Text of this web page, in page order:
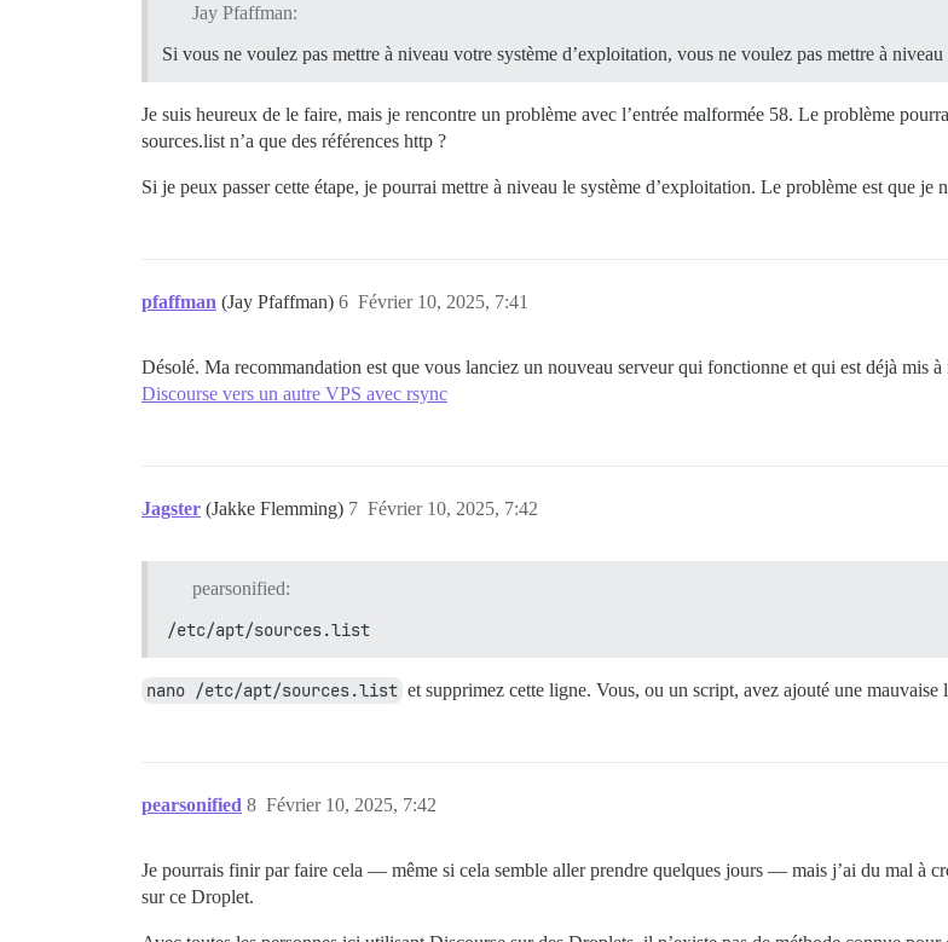
Jay Pfaffman:
Si vous ne voulez pas mettre à niveau votre système d’exploitation, vous ne voulez pas mettre à
Je suis heureux de le faire, mais je rencontre un problème avec l’entrée malformée 58. Le problème
sources.list n’a que des références http ?
Si je peux passer cette étape, je pourrai mettre à niveau le système d’exploitation. Le problème est que je
pfaffman (Jay Pfaffman) Février 10, 2025, 7:41
6
Désolé. Ma recommandation est que vous lanciez un nouveau serveur qui fonctionne et qui est déjà mis
Discourse vers un autre VPS avec rsync
Jagster (Jakke Flemming) Février 10, 2025, 7:42
7
pearsonified:
/etc/apt/sources.list
nano /etc/apt/sources.list et supprimez cette ligne. Vous, ou un script, avez ajouté une mauvaise
pearsonified Février 10, 2025, 7:42
8
Je pourrais finir par faire cela — même si cela semble aller prendre quelques jours — mais j’ai du mal à
sur ce Droplet.